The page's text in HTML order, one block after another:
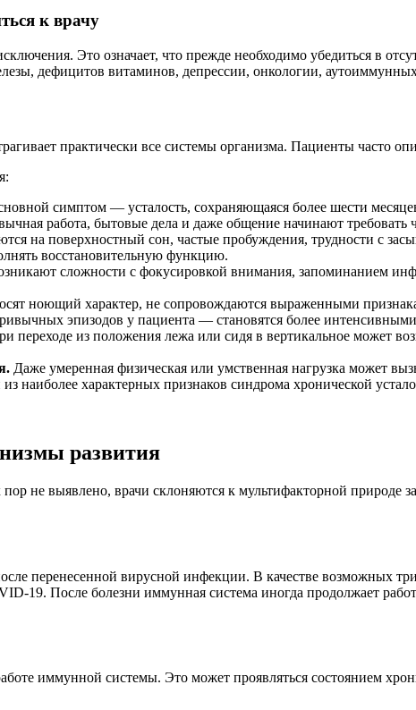
к врачу
Это означает, что прежде необходимо убедиться в
дефицитов витаминов, депрессии, онкологии,
практически все системы организма. Пациенты часто
симптом — усталость, сохраняющаяся более шести
работа, бытовые дела и даже общение начинают требовать
на поверхностный сон, частые пробуждения, трудности с
восстановительную функцию.
сложности с фокусировкой внимания, запоминанием
ноющий характер, не сопровождаются выраженными
эпизодов у пациента — становятся более
переходе из положения лежа или сидя в вертикальное может
Даже умеренная физическая или умственная нагрузка может
наиболее характерных признаков синдрома хронической
развития
не выявлено, врачи склоняются к мультифакторной природе
перенесенной вирусной инфекции. В качестве возможных
19. После болезни иммунная система иногда продолжает
иммунной системы. Это может проявляться состоянием